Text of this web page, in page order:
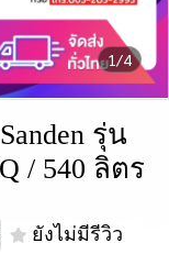
1/4
รุ่น
/ 540 ลิตร
ยังไม่มีรีวิว